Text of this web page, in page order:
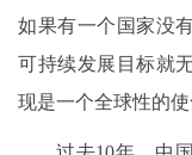
如果有一个国家没
可持续发展目标就
现是一个全球性的使